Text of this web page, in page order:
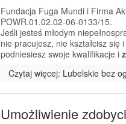
Fundacja Fuga Mundi i Firma
POWR.01.02.02-06-0133/15.
Jeśli jesteś młodym
nie pracujesz, nie kształcisz
podniesiesz swoje kwalifikacje i
Czytaj więcej: Lubelskie bez
Umożliwienie